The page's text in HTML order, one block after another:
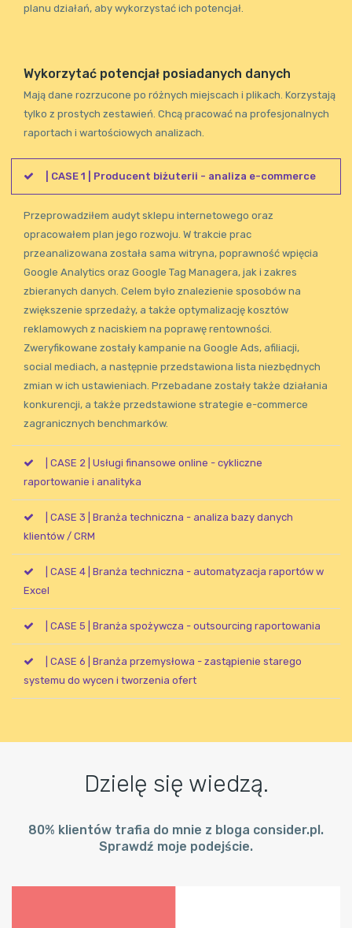
planu działań, aby wykorzystać ich potencjał.
Wykorzytać potencjał posiadanych danych
Mają dane rozrzucone po różnych miejscach i plikach. Korzystają
tylko z prostych zestawień. Chcą pracować na profesjonalnych
raportach i wartościowych analizach.
| CASE 1 | Producent biżuterii - analiza e-commerce
Przeprowadziłem audyt sklepu internetowego oraz
opracowałem plan jego rozwoju. W trakcie prac
przeanalizowana została sama witryna, poprawność wpięcia
Google Analytics oraz Google Tag Managera, jak i zakres
zbieranych danych. Celem było znalezienie sposobów na
zwiększenie sprzedaży, a także optymalizację kosztów
reklamowych z naciskiem na poprawę rentowności.
Zweryfikowane zostały kampanie na Google Ads, afiliacji,
social mediach, a następnie przedstawiona lista niezbędnych
zmian w ich ustawieniach. Przebadane zostały także działania
konkurencji, a także przedstawione strategie e-commerce
zagranicznych benchmarków.
| CASE 2 | Usługi finansowe online - cykliczne
raportowanie i analityka
| CASE 3 | Branża techniczna - analiza bazy danych
klientów / CRM
| CASE 4 | Branża techniczna - automatyzacja raportów w
Excel
| CASE 5 | Branża spożywcza - outsourcing raportowania
| CASE 6 | Branża przemysłowa - zastąpienie starego
systemu do wycen i tworzenia ofert
Dzielę się wiedzą.
80% klientów trafia do mnie z bloga consider.pl.
Sprawdź moje podejście.